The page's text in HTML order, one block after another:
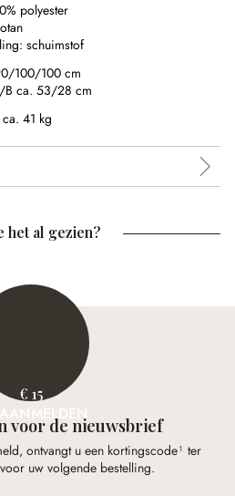
polyester
schuimstof
100/100 cm
B ca. 53/28 cm
41 kg
het al gezien?
€ 15
AANMELDEN
voor de nieuwsbrief
ontvangt u een kortingscode¹ ter
uw volgende bestelling.